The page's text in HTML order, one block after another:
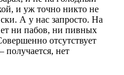
и уж точно никто не
А у нас запросто. На
ни пабов, ни пивных
отсутствует
получается, нет